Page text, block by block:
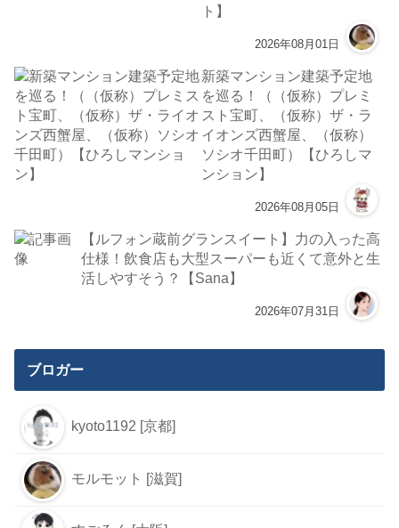
ト】
2026年08月01日
新築マンション建築予定地
を巡る！（（仮称）プレミ
スト宝町、（仮称）ザ・ラ
イオンズ西蟹屋、（仮称）
ソシオ千田町）【ひろしマ
ンション】
2026年08月05日
【ルフォン蔵前グランスイート】力の入った高
仕様！飲食店も大型スーパーも近くて意外と生
活しやすそう？【Sana】
2026年07月31日
ブロガー
kyoto1192 [京都]
モルモット [滋賀]